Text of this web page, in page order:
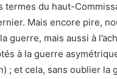
termes du haut-
Mais encore pire,
guerre, mais aussi à
à la guerre
; et cela, sans oublier la